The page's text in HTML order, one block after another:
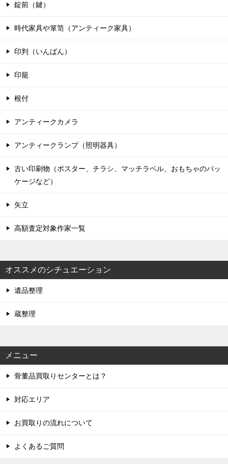
錠前（鍵）
時代家具や箪笥（アンティーク家具）
印判（いんばん）
印籠
根付
アンティークカメラ
アンティークランプ（照明器具）
古い印刷物（ポスター、チラシ、マッチラベル、おもちゃのパッ
ケージなど）
矢立
高額査定対象作家一覧
オススメのシチュエーション
遺品整理
蔵整理
メニュー
骨董品買取りセンターとは？
対応エリア
お買取りの流れについて
よくあるご質問